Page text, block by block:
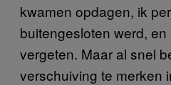
kwamen opdagen, ik
buitengesloten werd,
vergeten. Maar al snel
verschuiving te merken